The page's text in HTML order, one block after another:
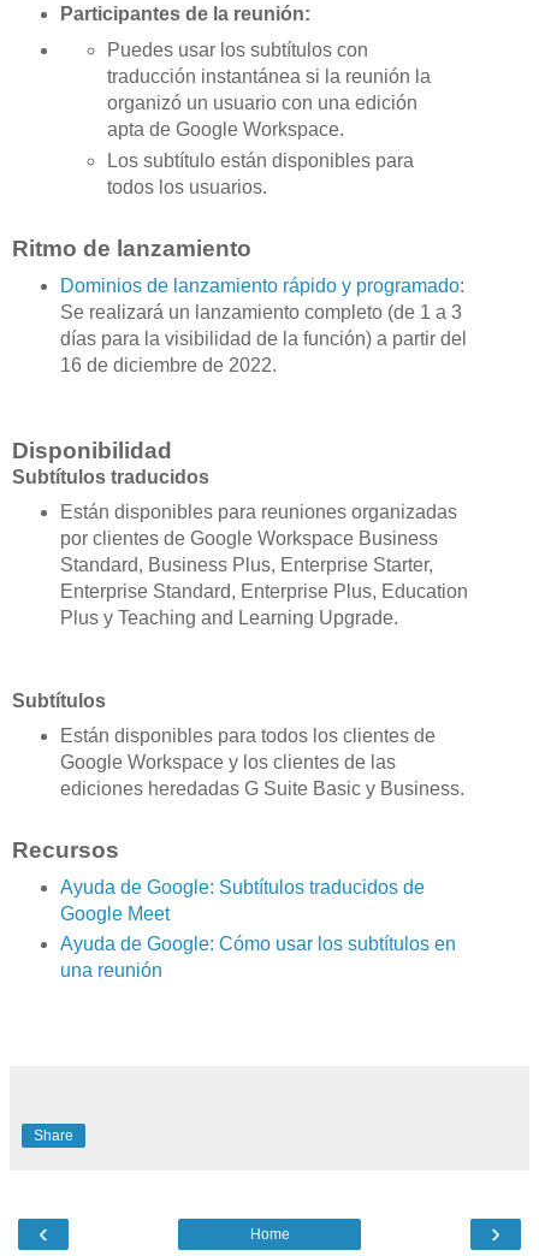
Participantes de la reunión:
Puedes usar los subtítulos con
traducción instantánea si la reunión la
organizó un usuario con una edición
apta de Google Workspace.
Los subtítulo están disponibles para
todos los usuarios.
Ritmo de lanzamiento
Dominios de lanzamiento rápido y programado:
Se realizará un lanzamiento completo (de 1 a 3
días para la visibilidad de la función) a partir del
16 de diciembre de 2022.
Disponibilidad
Subtítulos traducidos
Están disponibles para reuniones organizadas
por clientes de Google Workspace Business
Standard, Business Plus, Enterprise Starter,
Enterprise Standard, Enterprise Plus, Education
Plus y Teaching and Learning Upgrade.
Subtítulos
Están disponibles para todos los clientes de
Google Workspace y los clientes de las
ediciones heredadas G Suite Basic y Business.
Recursos
Ayuda de Google: Subtítulos traducidos de
Google Meet
Ayuda de Google: Cómo usar los subtítulos en
una reunión
Share
‹ ›
Home